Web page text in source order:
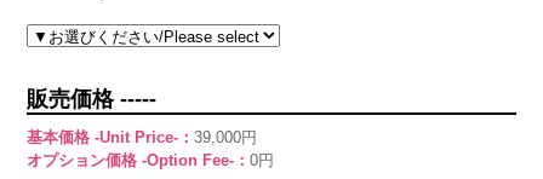
販売価格 -----
基本価格 -Unit Price-：39,000円
オプション価格 -Option Fee-：0円